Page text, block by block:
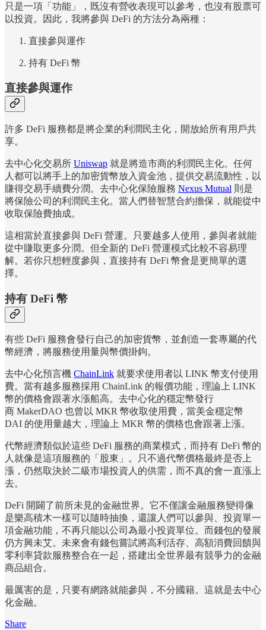
只是一項「功能」，既沒有營收表現可以參考，也沒有股票可
以投資。因此，我將參與 DeFi 的方法分為兩種：
直接參與運作
持有 DeFi 幣
直接參與運作
許多 DeFi 服務都是將企業的利潤民主化，開放給所有用戶共
享。
去中心化交易所 Uniswap 就是將造市商的利潤民主化。任何
人都可以將手上的加密貨幣放入資金池，提供交易流動性，以
賺得交易手續費分潤。去中心化保險服務 Nexus Mutual 則是
將保險公司的利潤民主化。當人們替智慧合約擔保，就能從中
收取保險費抽成。
這相當於直接參與 DeFi 營運。只要越多人使用，參與者就能
從中賺取更多分潤。但全新的 DeFi 營運模式比較不容易理
解。若你只想輕度參與，直接持有 DeFi 幣會是更簡單的選
擇。
持有 DeFi 幣
有些 DeFi 服務會發行自己的加密貨幣，並創造一套專屬的代
幣經濟，將服務使用量與幣價掛鉤。
去中心化預言機 ChainLink 就要求使用者以 LINK 幣支付使用
費。當有越多服務採用 ChainLink 的報價功能，理論上 LINK
幣的價格會跟著水漲船高。去中心化的穩定幣發行
商 MakerDAO 也曾以 MKR 幣收取使用費，當美金穩定幣
DAI 的使用量越大，理論上 MKR 幣的價格也會跟著上漲。
代幣經濟類似於這些 DeFi 服務的商業模式，而持有 DeFi 幣的
人就像是這項服務的「股東」。只不過代幣價格最終是否上
漲，仍然取決於二級市場投資人的供需，而不真的會一直漲上
去。
DeFi 開闢了前所未見的金融世界。它不僅讓金融服務變得像
是樂高積木一樣可以隨時抽換，還讓人們可以參與、投資單一
項金融功能，不再只能以公司為最小投資單位。而錢包的發展
仍方興未艾。未來會有錢包嘗試將高利活存、高額消費回饋與
零利率貸款服務整合在一起，搭建出全世界最有競爭力的金融
商品組合。
最厲害的是，只要有網路就能參與，不分國籍。這就是去中心
化金融。
Share